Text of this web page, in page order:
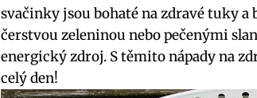
svačinky jsou bohaté na zdravé tuky
čerstvou zeleninou nebo pečenými
energický zdroj. S těmito nápady na
celý den!